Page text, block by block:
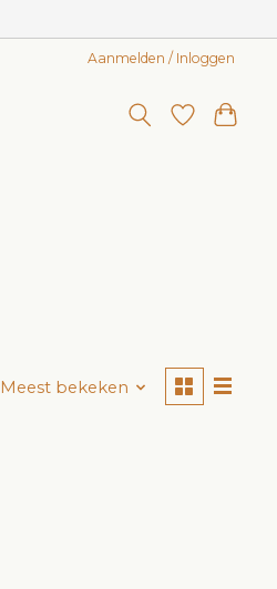
Aanmelden / Inloggen
Meest bekeken